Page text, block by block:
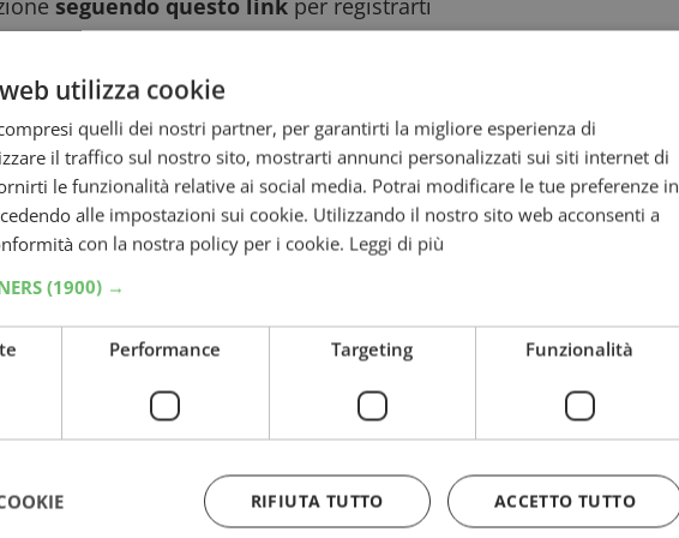
seguendo questo link per registrarti
riguardanti le diverse edizioni del
alla domanda. Ricorda che
utilizza cookie
quelli dei nostri partner, per garantirti la migliore esperienza di
il traffico sul nostro sito, mostrarti annunci personalizzati sui siti internet di
le funzionalità relative ai social media. Potrai modificare le tue preferenze in
alle impostazioni sui cookie. Utilizzando il nostro sito web acconsenti a
con la nostra policy per i cookie. Leggi di più
(1900) →
Performance Targeting Funzionalità
ACCETTO TUTTO
RIFIUTA TUTTO